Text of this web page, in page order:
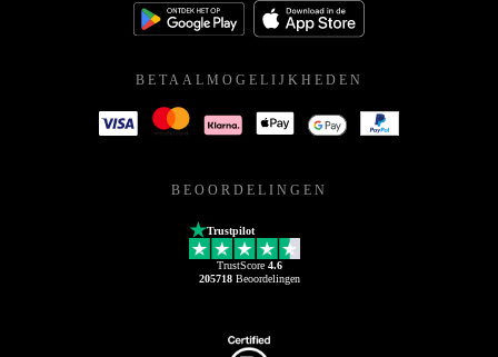
BETAALMOGELIJKHEDEN
BEOORDELINGEN
Trustpilot
TrustScore 4.6
205718Beoordelingen